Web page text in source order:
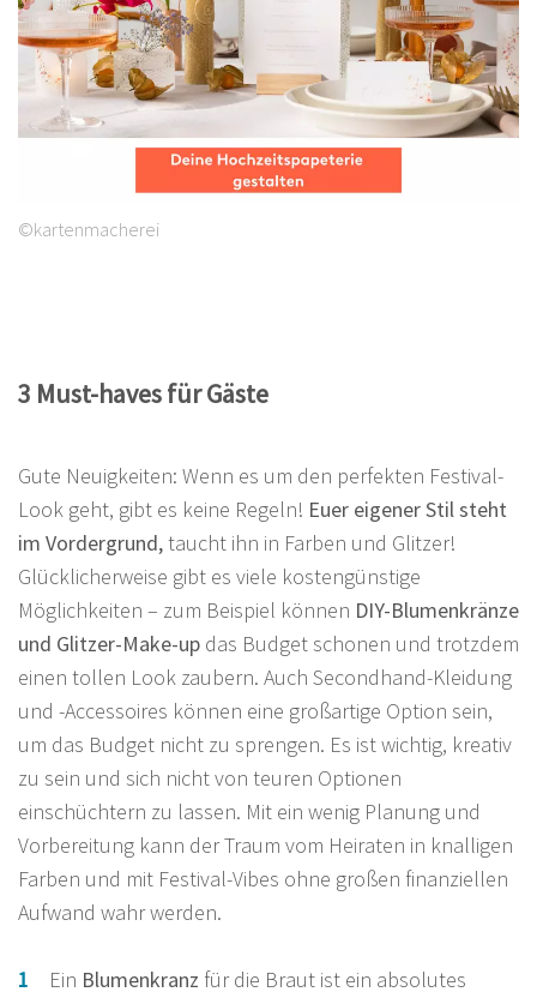
©kartenmacherei
3 Must-haves für Gäste
Gute Neuigkeiten: Wenn es um den perfekten Festival-
Look geht, gibt es keine Regeln! Euer eigener Stil steht
im Vordergrund,taucht ihn in Farben und Glitzer!
Glücklicherweise gibt es viele kostengünstige
Möglichkeiten – zum Beispiel können DIY-Blumenkränze
und Glitzer-Make-up das Budget schonen und trotzdem
einen tollen Look zaubern. Auch Secondhand-Kleidung
und -Accessoires können eine großartige Option sein,
um das Budget nicht zu sprengen. Es ist wichtig, kreativ
zu sein und sich nicht von teuren Optionen
einschüchtern zu lassen. Mit ein wenig Planung und
Vorbereitung kann der Traum vom Heiraten in knalligen
Farben und mit Festival-Vibes ohne großen finanziellen
Aufwand wahr werden.
Ein Blumenkranz für die Braut ist ein absolutes